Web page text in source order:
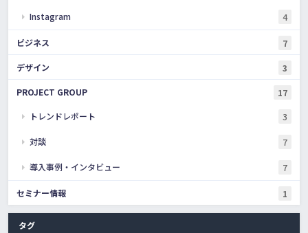
Instagram
4
ビジネス 7
デザイン 3
PROJECT GROUP
17
トレンドレポート
3
対談 7
導入事例・インタビュー 7
セミナー情報 1
タグ